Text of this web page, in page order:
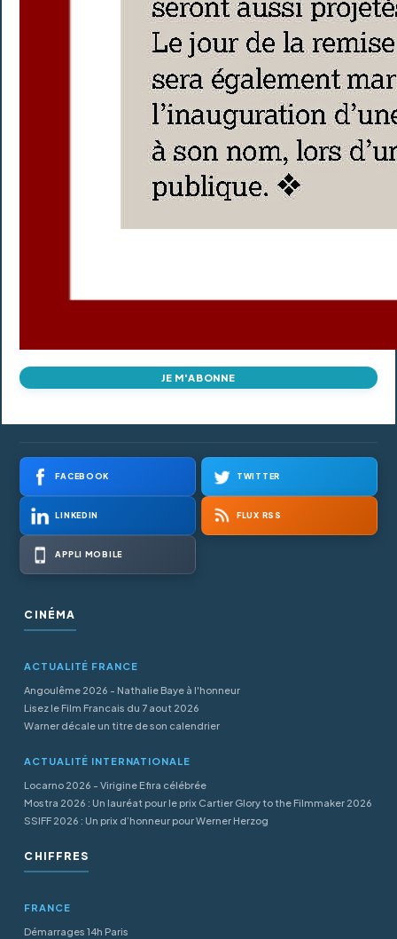
JE M'ABONNE
FACEBOOK TWITTER
LINKEDIN FLUX RSS
APPLI MOBILE
CINÉMA
ACTUALITÉ FRANCE
Angoulême 2026 - Nathalie Baye à l'honneur
Lisez le Film Francais du 7 aout 2026
Warner décale un titre de son calendrier
ACTUALITÉ INTERNATIONALE
Locarno 2026 - Virigine Efira célébrée
Mostra 2026 : Un lauréat pour le prix Cartier Glory to the Filmmaker 2026
SSIFF 2026 : Un prix d’honneur pour Werner Herzog
CHIFFRES
FRANCE
Démarrages 14h Paris